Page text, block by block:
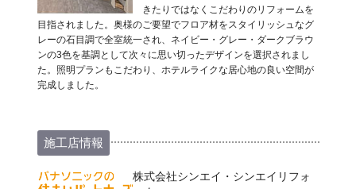
きたりではなくこだわりのリフォームを
目指されました。奥様のご要望でフロア材をスタイリッシュなグ
レーの石目調で全室統一され、ネイビー・グレー・ダークブラウ
ンの3色を基調として次々に思い切ったデザインを選択されまし
た。照明プランもこだわり、ホテルライクな居心地の良い空間が
完成しました。
施工店情報
株式会社シンエイ・シンエイリフォ